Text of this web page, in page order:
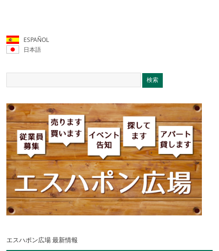
ESPAÑOL
日本語
エスハポン広場 最新情報